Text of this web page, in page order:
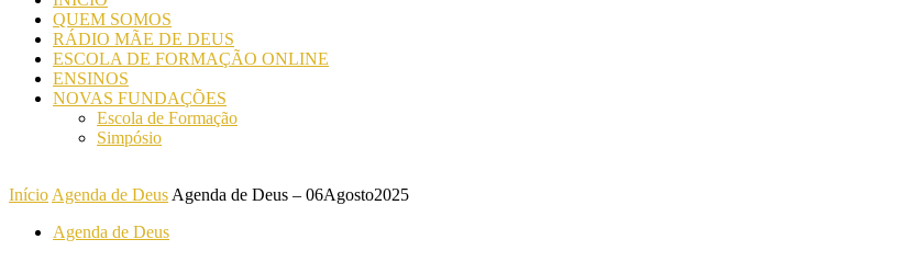
QUEM SOMOS
RÁDIO MÃE DE DEUS
ESCOLA DE FORMAÇÃO ONLINE
ENSINOS
NOVAS FUNDAÇÕES
Escola de Formação
Simpósio
Início Agenda de Deus Agenda de Deus – 06Agosto2025
Agenda de Deus